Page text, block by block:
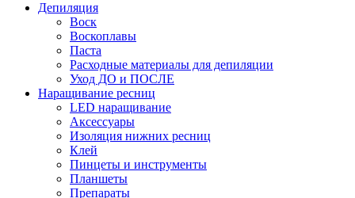
Депиляция
Воск
Воскоплавы
Паста
Расходные материалы для депиляции
Уход ДО и ПОСЛЕ
Наращивание ресниц
LED наращивание
Аксессуары
Изоляция нижних ресниц
Клей
Пинцеты и инструменты
Планшеты
Препараты